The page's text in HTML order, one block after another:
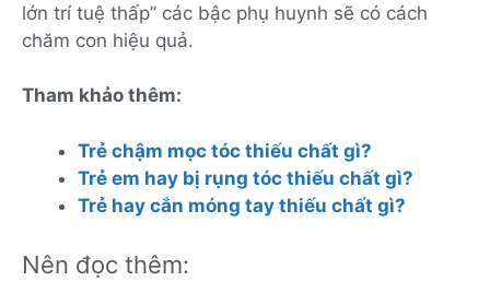
lớn trí tuệ thấp’’ các bậc phụ huynh sẽ có cách
chăm con hiệu quả.
Tham khảo thêm:
Trẻ chậm mọc tóc thiếu chất gì?
Trẻ em hay bị rụng tóc thiếu chất gì?
Trẻ hay cắn móng tay thiếu chất gì?
Nên đọc thêm: